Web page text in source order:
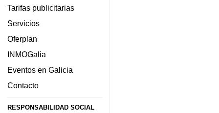
Tarifas publicitarias
Servicios
Oferplan
INMOGalia
Eventos en Galicia
Contacto
RESPONSABILIDAD SOCIAL